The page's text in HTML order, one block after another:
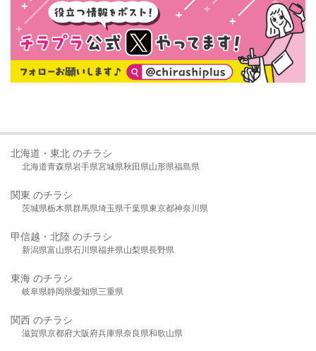
北海道・東北 のチラシ
北海道青森県岩手県宮城県秋田県山形県福島県
関東 のチラシ
茨城県栃木県群馬県埼玉県千葉県東京都神奈川県
甲信越・北陸 のチラシ
新潟県富山県石川県福井県山梨県長野県
東海 のチラシ
岐阜県静岡県愛知県三重県
関西 のチラシ
滋賀県京都府大阪府兵庫県奈良県和歌山県